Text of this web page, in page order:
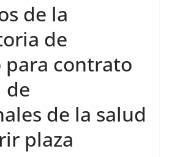
de la
de
para contrato
de
de la salud
plaza